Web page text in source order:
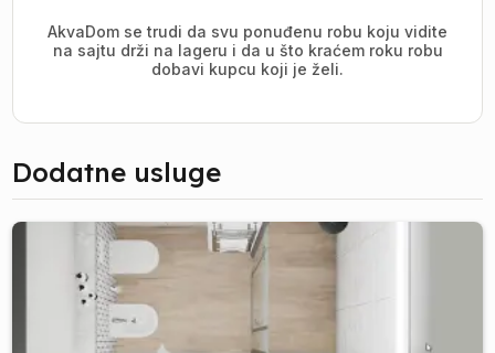
AkvaDom se trudi da svu ponuđenu robu koju vidite
na sajtu drži na lageru i da u što kraćem roku robu
dobavi kupcu koji je želi.
Dodatne usluge